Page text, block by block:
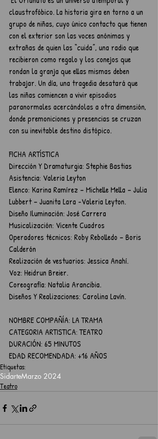
claustrofóbico. La historia gira en torno a un
grupo de niñas, cuyo único contacto que tienen
con el exterior son las voces anónimas y
extrañas de quien las “cuida”, una radio que
recibieron como regalo y los conejos que
rondan la granja que ellas mismas deben
trabajar. Un día, una tragedia desatará que
las niñas comiencen a vivir episodios
paranormales acercándolas a otra dimensión,
donde premoniciones y presencias se cruzan
con su inevitable destino distópico.
FICHA ARTÍSTICA
Dirección Y Dramaturgia: Stephie Bastias
Asistencia: Valeria Leyton
Elenco: Karina Ramírez – Michelle Mella – Julia
Lubbert – Juanita Lara -Valeria Leyton.
Diseño Iluminación: José Carrera
Musicalización: Vicente Cuadros
Operadores técnicos: Roby Rebolledo – Boris
Calderón
Realización de vestuarios: Jessica Anahí.
Voz: Heidrun Breier.
Coreografía: Natalia Arancibia.
Diseños Y Realizaciones: Carolina Lavín.
NOMBRE COMPAÑÍA: LA TRAMA
CATEGORIA ARTISTICA: TEATRO
DURACIÓN: 65 MINUTOS
EDAD RECOMENDADA: +16 AÑOS
Etiquetas:
SidarteMarzo 2024
Teatro